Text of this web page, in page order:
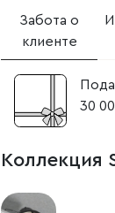
Забота о
клиенте
30
Коллекция